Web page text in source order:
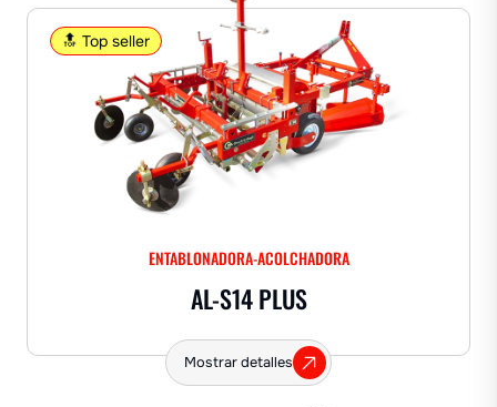
🔝 Top seller
ENTABLONADORA-ACOLCHADORA
AL-S14 PLUS
Mostrar detalles